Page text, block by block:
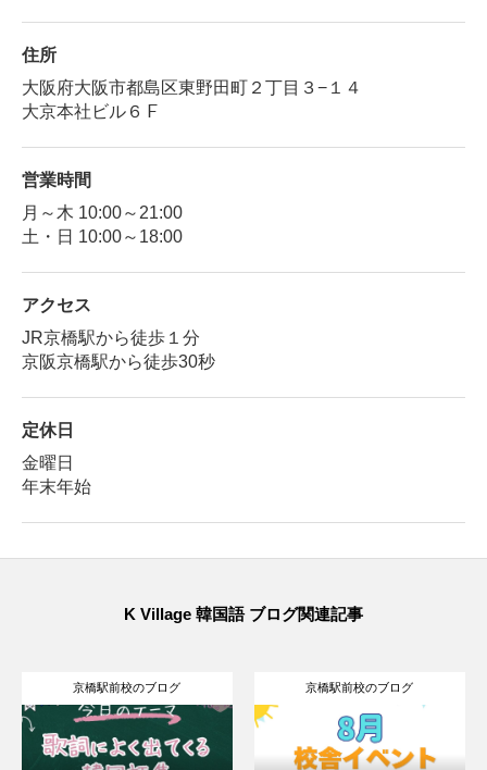
住所
大阪府大阪市都島区東野田町２丁目３−１４
大京本社ビル６Ｆ
営業時間
月～木 10:00～21:00
土・日 10:00～18:00
アクセス
JR京橋駅から徒歩１分
京阪京橋駅から徒歩30秒
定休日
金曜日
年末年始
K Village 韓国語 ブログ関連記事
京橋駅前校のブログ 京橋駅前校のブログ